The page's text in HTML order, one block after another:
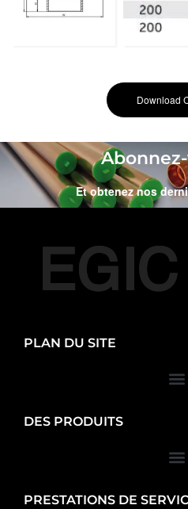
Download
Et obtenez nos
PLAN DU SITE
DES PRODUITS
PRESTATIONS DE